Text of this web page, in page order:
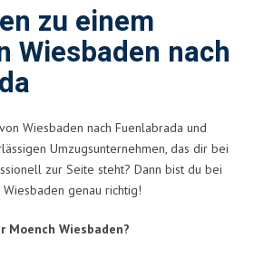
zu einem
Wiesbaden nach
Wiesbaden nach Fuenlabrada und
Umzugsunternehmen, das dir bei
zur Seite steht? Dann bist du bei
genau richtig!
Moench Wiesbaden?